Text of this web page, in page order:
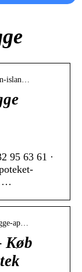
islan…
95 63 61 ·
…
ap…
Køb